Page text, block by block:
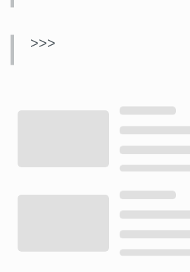
>>>